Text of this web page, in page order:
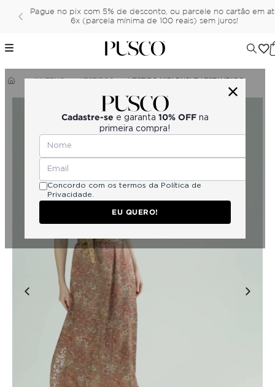
Pague no pix com 5% de desconto, ou parcele no cartão em
6x (parcela mínima de 100 reais) sem juros!
Cadastre-se e garanta 10% OFF na
primeira compra!
Concordo com os termos da Política de
Privacidade.
EU QUERO!
INVERNO VESTIDOS VESTIDO MIDI PAISLEY ESTAMPADO